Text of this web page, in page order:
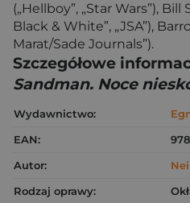
(„Hellboy”, „Star Wars”),
Black & White”, „JSA”),
Marat/Sade Journals”).
Szczegółowe
Sandman. Noce
Wydawnictwo:
EAN:
Autor:
Rodzaj oprawy: